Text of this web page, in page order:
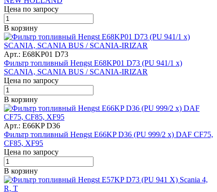
Цена по запросу
В корзину
Арт.: E68KP01 D73
Фильтр топливный Hengst E68KP01 D73 (PU 941/1 x)
SCANIA, SCANIA BUS / SCANIA-IRIZAR
Цена по запросу
В корзину
Арт.: E66KP D36
Фильтр топливный Hengst E66KP D36 (PU 999/2 x) DAF CF75,
CF85, XF95
Цена по запросу
В корзину